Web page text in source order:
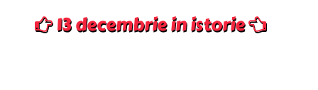
13 decembrie in istorie